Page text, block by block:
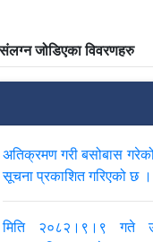
संलग्न जोडिएका विवरणहरु
अतिक्रमण गरी बसोबास
सूचना प्रकाशित गरिएको छ ।
मिति २०८२।९।९ गते